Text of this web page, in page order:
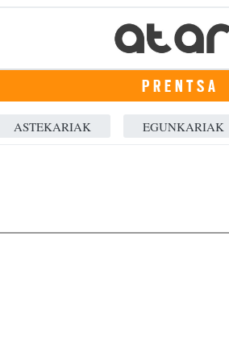
PRENTSA
ASTEKARIAK EGUNKARIAK